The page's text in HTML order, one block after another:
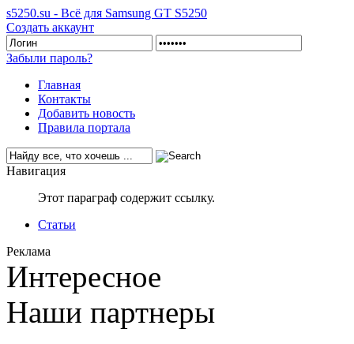
s5250.su - Всё для Samsung GT S5250
Создать аккаунт
Забыли пароль?
Главная
Контакты
Добавить новость
Правила портала
Навигация
Этот параграф содержит ссылку.
Статьи
Реклама
Интересное
Наши партнеры